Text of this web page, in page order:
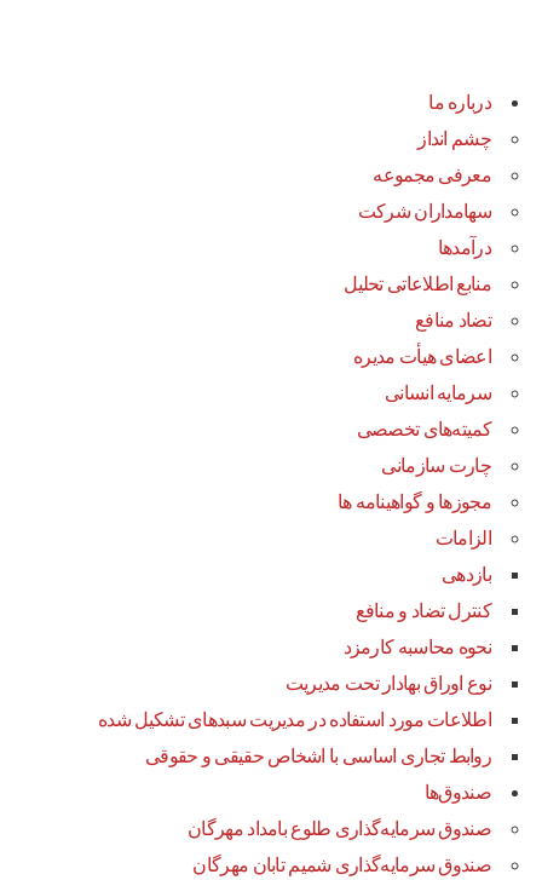
درباره ما
چشم انداز
معرفی مجموعه
سهامداران شرکت
درآمد‌ها
منابع اطلاعاتی تحلیل
تضاد منافع
اعضای هیأت مدیره
سرمایه انسانی
کمیته‌های تخصصی
چارت سازمانی
مجوزها و گواهینامه ها
الزامات
بازدهی
کنترل تضاد و منافع
نحوه محاسبه کارمزد
نوع اوراق بهادار تحت مدیریت
اطلاعات مورد استفاده در مدیریت سبدهای تشکیل شده
روابط تجاری اساسی با اشخاص حقیقی و حقوقی
صندوق‌ها
صندوق سرمایه‌گذاری طلوع بامداد مهرگان
صندوق سرمایه‌گذاری شمیم تابان مهرگان